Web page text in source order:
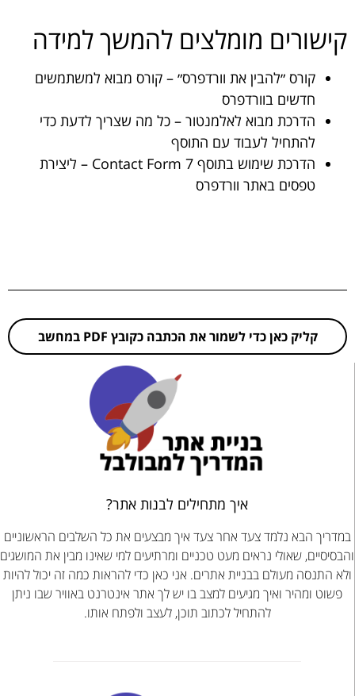
קישורים מומלצים להמשך למידה
קורס ״להבין את וורדפרס״ – קורס מבוא למשתמשים
חדשים בוורדפרס
הדרכת מבוא לאלמנטור – כל מה שצריך לדעת כדי
להתחיל לעבוד עם התוסף
הדרכת שימוש בתוסף Contact Form 7
– ליצירת
טפסים באתר וורדפרס
קליק כאן כדי לשמור את הכתבה כקובץ PDF במחשב
איך מתחילים לבנות אתר?
במדריך הבא נלמד צעד אחר צעד איך מבצעים את כל השלבים הראשוניים
והבסיסיים, שאולי נראים מעט טכניים ומרתיעים למי שאינו מבין את המושגים
ולא התנסה מעולם בבניית אתרים. אני כאן כדי להראות כמה זה יכול להיות
פשוט ומהיר ואיך מגיעים למצב בו יש לך אתר אינטרנט באוויר שבו ניתן
להתחיל לכתוב תוכן, לעצב ולפתח אותו.